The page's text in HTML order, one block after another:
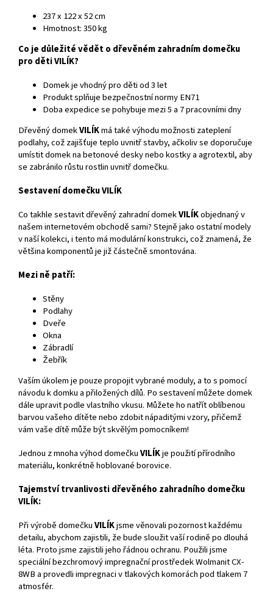
237 x 122 x 52 cm
Hmotnost: 350 kg
Co je důležité vědět o dřevěném zahradním domečku
pro děti VILÍK?
Domek je vhodný pro děti od 3 let
Produkt splňuje bezpečnostní normy EN71
Doba expedice se pohybuje mezi 5 a 7 pracovními dny
Dřevěný domekVILÍKmá také výhodu možnosti zateplení
podlahy, což zajišťuje teplo uvnitř stavby, ačkoliv se doporučuje
umístit domek na betonové desky nebo kostky a agrotextil, aby
se zabránilo růstu rostlin uvnitř domečku.
Sestavení domečku VILÍK
Co takhle sestavit dřevěný zahradní domekVILÍKobjednaný v
našem internetovém obchodě sami? Stejně jako ostatní modely
v naší kolekci, i tento má modulární konstrukci, což znamená, že
většina komponentů je již částečně smontována.
Mezi ně patří:
Stěny
Podlahy
Dveře
Okna
Zábradlí
Žebřík
Vaším úkolem je pouze propojit vybrané moduly, a to s pomocí
návodu k domku a přiložených dílů. Po sestavení můžete domek
dále upravit podle vlastního vkusu. Můžete ho natřít oblíbenou
barvou vašeho dítěte nebo zdobit nápaditými vzory, přičemž
vám vaše dítě může být skvělým pomocníkem!
Jednou z mnoha výhod domečkuVILÍKje použití přírodního
materiálu, konkrétně hoblované borovice.
Tajemství trvanlivosti dřevěného zahradního domečku
VILÍK:
Při výrobě domečkuVILÍKjsme věnovali pozornost každému
detailu, abychom zajistili, že bude sloužit vaší rodině po dlouhá
léta. Proto jsme zajistili jeho řádnou ochranu. Použili jsme
speciální bezchromový impregnační prostředek Wolmanit CX-
8WB a provedli impregnaci v tlakových komorách pod tlakem 7
atmosfér.